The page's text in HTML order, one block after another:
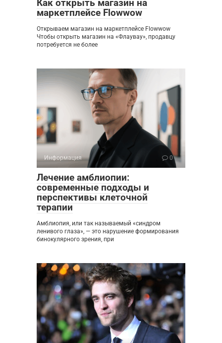
Как открыть магазин на
маркетплейсе Flowwow
Открываем магазин на маркетплейсе Flowwow
Чтобы открыть магазин на «Флаувау», продавцу
потребуется не более
Информация 0
Лечение амблиопии:
современные подходы и
перспективы клеточной
терапии
Амблиопия, или так называемый «синдром
ленивого глаза», — это нарушение формирования
бинокулярного зрения, при